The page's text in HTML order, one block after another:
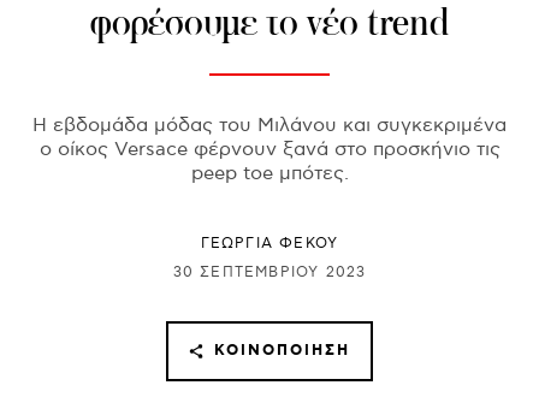
φορέσουμε το νέο trend
H εβδομάδα μόδας του Μιλάνου και συγκεκριμένα
ο οίκος Versace φέρνουν ξανά στο προσκήνιο τις
peep toe μπότες.
ΓΕΩΡΓΙΑ ΦΕΚΟΥ
30 ΣΕΠΤΕΜΒΡΊΟΥ 2023
ΚΟΙΝΟΠΟΊΗΣΗ